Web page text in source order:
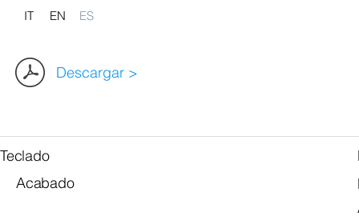
Descargar >
IT EN ES
Acabado
Teclado